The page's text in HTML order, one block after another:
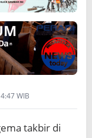
WIB
takbir di